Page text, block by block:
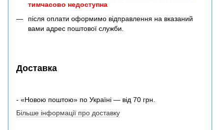
тимчасово недоступна
після оплати оформимо відправлення на вказаний
вами адрес поштової служби.
Доставка
- «Новою поштою» по Україні — від 70 грн.
Більше інформації про доставку